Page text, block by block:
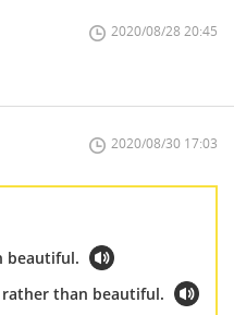
2020/08/28 20:45
2020/08/30 17:03
beautiful.
rather than beautiful.